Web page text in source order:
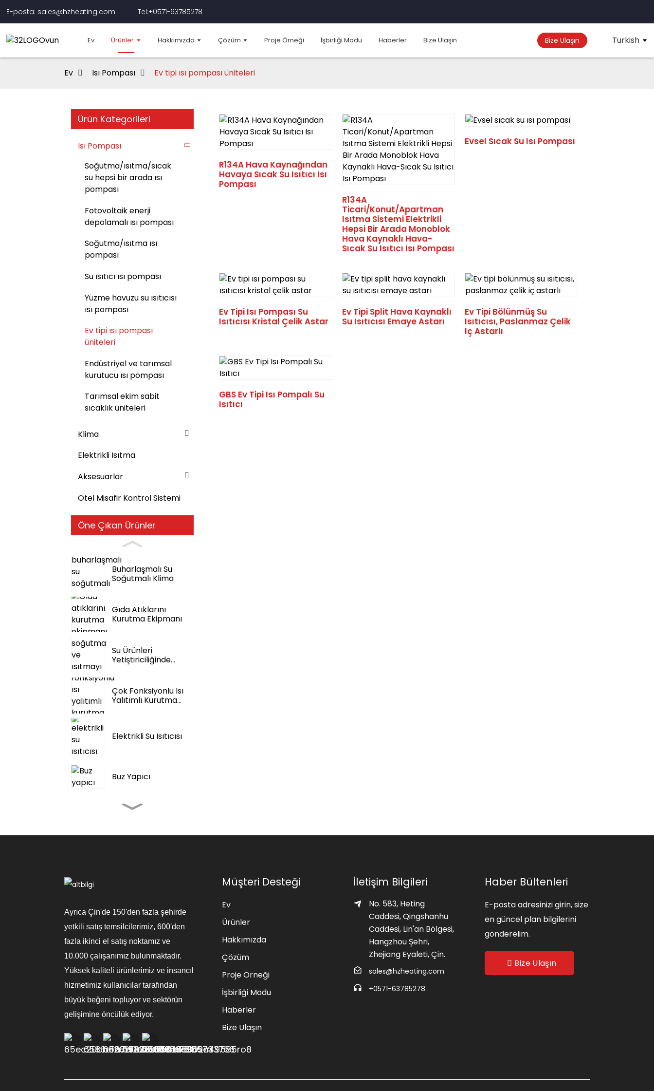
E-posta: sales@hzheating.com Tel:+0571-63785278
Ev Ürünler Hakkımızda Çözüm Proje Örneği İşbirliği Modu Haberler Bize Ulaşın Bize Ulaşın Turkish
Ev Isı Pompası Ev tipi ısı pompası üniteleri
Ürün Kategorileri
Isı Pompası
Soğutma/ısıtma/sıcak
su hepsi bir arada ısı
pompası
Fotovoltaik enerji
depolamalı ısı pompası
Soğutma/ısıtma ısı
pompası
Su ısıtıcı ısı pompası
Yüzme havuzu su ısıtıcısı
ısı pompası
Ev tipi ısı pompası
üniteleri
Endüstriyel ve tarımsal
kurutucu ısı pompası
Tarımsal ekim sabit
sıcaklık üniteleri
Klima
Elektrikli Isıtma
Aksesuarlar
Otel Misafir Kontrol Sistemi
Öne Çıkan Ürünler
Buharlaşmalı Su
Soğutmalı Klima
Gıda Atıklarını
Kurutma Ekipmanı
Su Ürünleri
Yetiştiriciliğinde
Tek Bir Sistemde...
Çok Fonksiyonlu Isı
Yalıtımlı Kurutma
Elektrikli Su Isıtıcısı
Buz Yapıcı
Çadır Kampı Dış
Ve Havalandırma
Özelliği
Doğal/Soğutma/Isıtma
R134A Hava Kaynağından
Havaya Sıcak Su Isıtıcı Isı
Pompası
R134A
Ticari/Konut/Apartman
Isıtma Sistemi Elektrikli
Hepsi Bir Arada Monoblok
Hava Kaynaklı Hava-
Sıcak Su Isıtıcı Isı Pompası
Evsel Sıcak Su Isı Pompası
Ev Tipi Isı Pompası Su
Isıtıcısı Kristal Çelik Astar
Ev Tipi Split Hava Kaynaklı
Su Isıtıcısı Emaye Astarı
Ev Tipi Bölünmüş Su
Isıtıcısı, Paslanmaz Çelik
Iç Astarlı
GBS Ev Tipi Isı Pompalı Su
Isıtıcı
Ayrıca Çin'de 150'den fazla şehirde
yetkili satış temsilcilerimiz, 600'den
fazla ikinci el satış noktamız ve
10.000 çalışanımız bulunmaktadır.
Yüksek kaliteli ürünlerimiz ve insancıl
hizmetimiz kullanıcılar tarafından
büyük beğeni topluyor ve sektörün
gelişimine öncülük ediyor.
Müşteri Desteği
Ev
Ürünler
Hakkımızda
Çözüm
Proje Örneği
İşbirliği Modu
Haberler
Bize Ulaşın
İletişim Bilgileri
No. 583, Heting
Caddesi, Qingshanhu
Caddesi, Lin'an Bölgesi,
Hangzhou Şehri,
Zhejiang Eyaleti, Çin.
sales@hzheating.com
+0571-63785278
Haber Bültenleri
E-posta adresinizi girin, size
en güncel plan bilgilerini
gönderelim.
Bize Ulaşın